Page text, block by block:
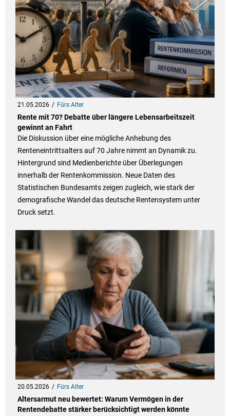
21.05.2026 Fürs Alter
Rente mit 70? Debatte über längere Lebensarbeitszeit
gewinnt an Fahrt
Die Diskussion über eine mögliche Anhebung des
Renteneintrittsalters auf 70 Jahre nimmt an Dynamik zu.
Hintergrund sind Medienberichte über Überlegungen
innerhalb der Rentenkommission. Neue Daten des
Statistischen Bundesamts zeigen zugleich, wie stark der
demografische Wandel das deutsche Rentensystem unter
Druck setzt.
20.05.2026 Fürs Alter
Altersarmut neu bewertet: Warum Vermögen in der
Rentendebatte stärker berücksichtigt werden könnte